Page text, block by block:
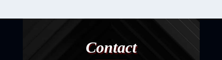
Contact